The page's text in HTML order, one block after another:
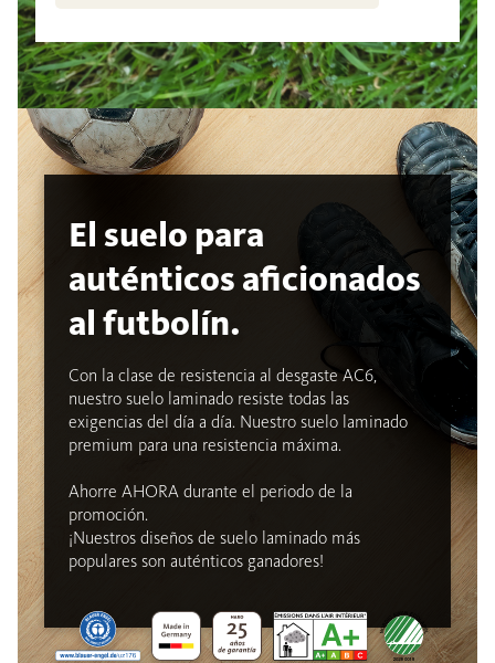
El suelo para
auténticos aficionados
al futbolín.
Con la clase de resistencia al desgaste AC6,
nuestro suelo laminado resiste todas las
exigencias del día a día. Nuestro suelo laminado
premium para una resistencia máxima.
Ahorre AHORA durante el periodo de la
promoción.
¡Nuestros diseños de suelo laminado más
populares son auténticos ganadores!